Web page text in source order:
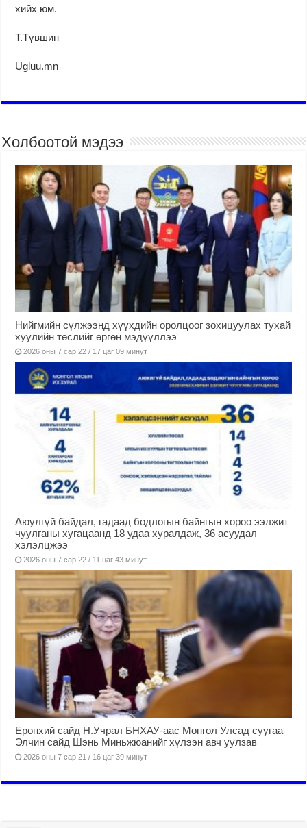
хийх юм.
Т.Түвшин
Ugluu.mn
Холбоотой мэдээ
Нийгмийн сүлжээнд хүүхдийн оролцоог зохицуулах тухай
хуулийн төслийг өргөн мэдүүллээ
2026 оны 7 сар 22 / 17 цаг 09 минут
Аюулгүй байдал, гадаад бодлогын байнгын хороо ээлжит
чуулганы хугацаанд 18 удаа хуралдаж, 36 асуудал
хэлэлцжээ
2026 оны 7 сар 22 / 11 цаг 43 минут
Ерөнхий сайд Н.Учрал БНХАУ-аас Монгол Улсад суугаа
Элчин сайд Шэнь Миньжюанийг хүлээн авч уулзав
2026 оны 7 сар 21 / 16 цаг 39 минут